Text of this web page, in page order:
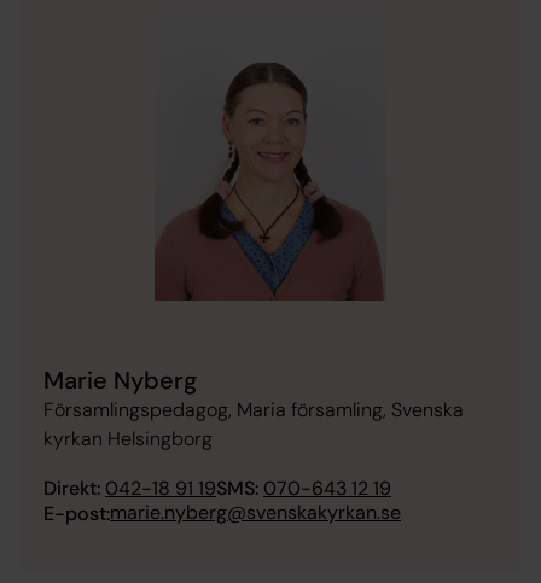
Marie Nyberg
Församlingspedagog, Maria församling, Svenska
kyrkan Helsingborg
Direkt: 042-18 91 19SMS: 070-643 12 19
E-post:marie.nyberg@svenskakyrkan.se